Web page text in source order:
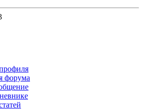
форума